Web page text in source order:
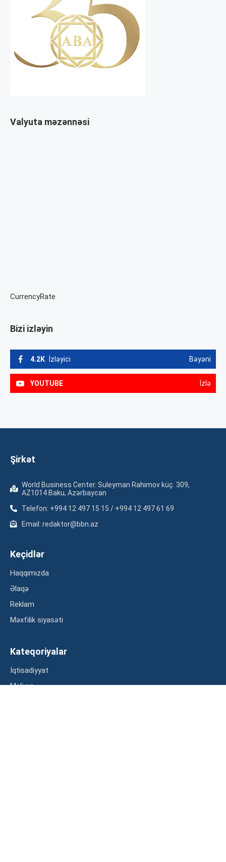
Valyuta məzənnəsi
CurrencyRate
Bizi izləyin
4.2K İzləyici Bəyəni
YOUTUBE İzlə
Şirkət
World Business Center. Suleyman Rahimov küç. 309,
AZ1014 Baku, Azərbaycan
Telefon: +994 12 497 15 15 / +994 12 497 61 69
Email: redaktor@bbn.az
Keçidlər
Haqqımızda
Əlaqə
Reklam
Məxfilik siyasəti
Kateqoriyalar
İqtisadiyyat
Maliyyə